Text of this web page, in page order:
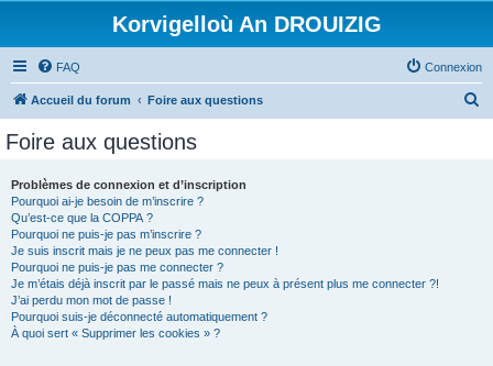
Korvigelloù An DROUIZIG
FAQ Connexion
Accueil du forum Foire aux questions
Foire aux questions
Problèmes de connexion et d’inscription
Pourquoi ai-je besoin de m’inscrire ?
Qu’est-ce que la COPPA ?
Pourquoi ne puis-je pas m’inscrire ?
Je suis inscrit mais je ne peux pas me connecter !
Pourquoi ne puis-je pas me connecter ?
Je m’étais déjà inscrit par le passé mais ne peux à présent plus me connecter ?!
J’ai perdu mon mot de passe !
Pourquoi suis-je déconnecté automatiquement ?
À quoi sert « Supprimer les cookies » ?